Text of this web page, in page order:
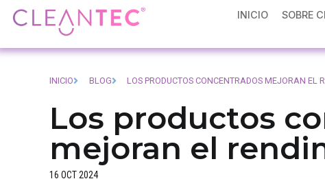
INICIO SOBRE
INICIO BLOG LOS PRODUCTOS CONCENTRADOS MEJORAN EL
Los productos
mejoran el
16 OCT 2024